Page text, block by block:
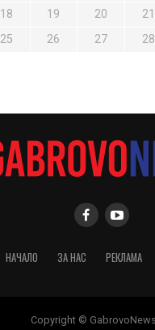
18 19 20 21
25 26 27 28
НАЧАЛО ЗА НАС РЕКЛАМА
Copyright ©